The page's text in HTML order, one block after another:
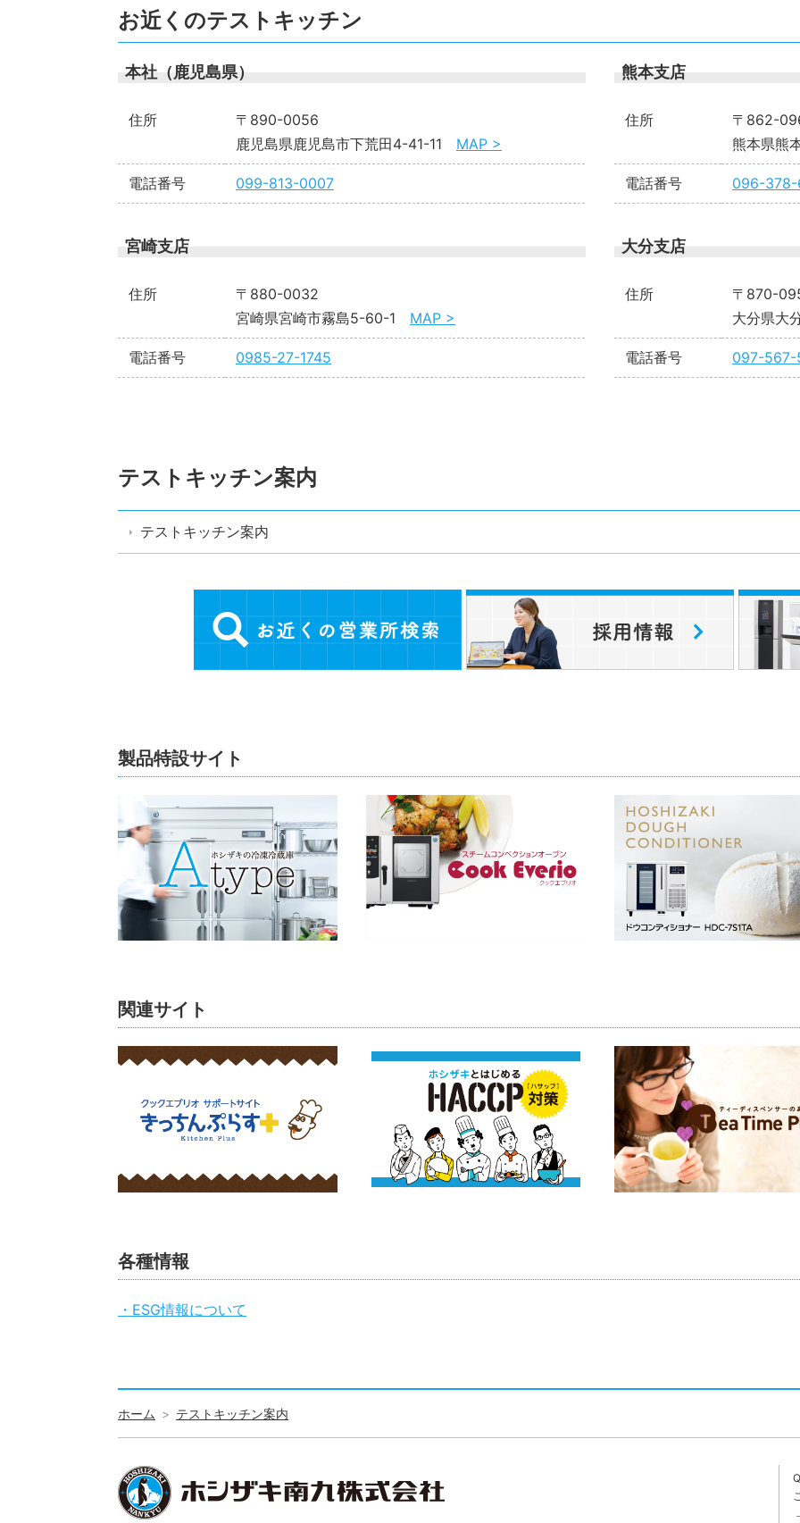
お近くのテストキッチン
本社（鹿児島県）
住所
〒890-0056
鹿児島県鹿児島市下荒田4-41-11 MAP >
電話番号 099-813-0007
熊本支店
住所
〒862-
熊本県熊
電話番号 096-
宮崎支店
住所
〒880-0032
宮崎県宮崎市霧島5-60-1 MAP >
電話番号 0985-27-1745
大分支店
住所
〒870-
大分県
電話番号 097-
テストキッチン案内
テストキッチン案内
製品特設サイト
関連サイト
各種情報
・ESG情報について
ホーム テストキッチン案内